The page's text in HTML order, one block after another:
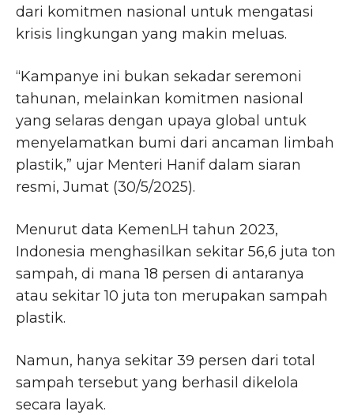
dari komitmen nasional untuk mengatasi
krisis lingkungan yang makin meluas.
“Kampanye ini bukan sekadar seremoni
tahunan, melainkan komitmen nasional
yang selaras dengan upaya global untuk
menyelamatkan bumi dari ancaman limbah
plastik,” ujar Menteri Hanif dalam siaran
resmi, Jumat (30/5/2025).
Menurut data KemenLH tahun 2023,
Indonesia menghasilkan sekitar 56,6 juta ton
sampah, di mana 18 persen di antaranya
atau sekitar 10 juta ton merupakan sampah
plastik.
Namun, hanya sekitar 39 persen dari total
sampah tersebut yang berhasil dikelola
secara layak.